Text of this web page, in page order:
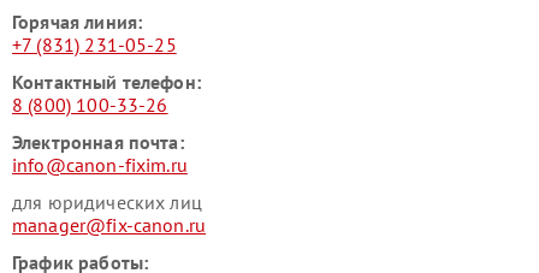
Горячая линия:
+7 (831) 231-05-25
Контактный телефон:
8 (800) 100-33-26
Электронная почта:
info@canon-fixim.ru
для юридических лиц
manager@fix-canon.ru
График работы: